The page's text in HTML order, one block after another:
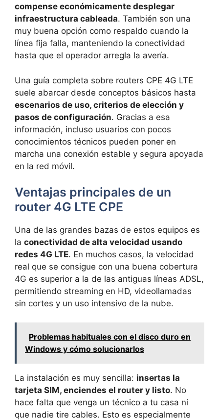
compense económicamente desplegar
infraestructura cableada. También son una
muy buena opción como respaldo cuando la
línea fija falla, manteniendo la conectividad
hasta que el operador arregla la avería.
Una guía completa sobre routers CPE 4G LTE
suele abarcar desde conceptos básicos hasta
escenarios de uso, criterios de elección y
pasos de configuración. Gracias a esa
información, incluso usuarios con pocos
conocimientos técnicos pueden poner en
marcha una conexión estable y segura apoyada
en la red móvil.
Ventajas principales de un
router 4G LTE CPE
Una de las grandes bazas de estos equipos es
la conectividad de alta velocidad usando
redes 4G LTE. En muchos casos, la velocidad
real que se consigue con una buena cobertura
4G es superior a la de las antiguas líneas ADSL,
permitiendo streaming en HD, videollamadas
sin cortes y un uso intensivo de la nube.
Problemas habituales con el disco duro en
Windows y cómo solucionarlos
La instalación es muy sencilla: insertas la
tarjeta SIM, enciendes el router y listo. No
hace falta que venga un técnico a tu casa ni
que nadie tire cables. Esto es especialmente